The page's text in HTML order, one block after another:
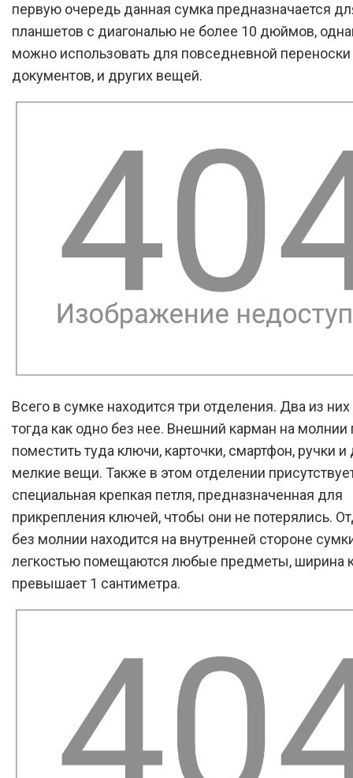
первую очередь данная сумка предназначается
планшетов с диагональю не более 10 дюймов,
можно использовать для повседневной переноски
документов, и других вещей.
Всего в сумке находится три отделения. Два из
тогда как одно без нее. Внешний карман на молнии
поместить туда ключи, карточки, смартфон, ручки и
мелкие вещи. Также в этом отделении
специальная крепкая петля, предназначенная для
прикрепления ключей, чтобы они не потерялись.
без молнии находится на внутренней стороне
легкостью помещаются любые предметы, ширина
превышает 1 сантиметра.